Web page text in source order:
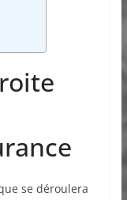
se déroulera